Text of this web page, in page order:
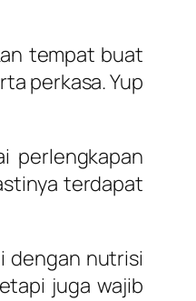
tempat buat
perkasa. Yup
perlengkapan
terdapat
dengan nutrisi
juga wajib